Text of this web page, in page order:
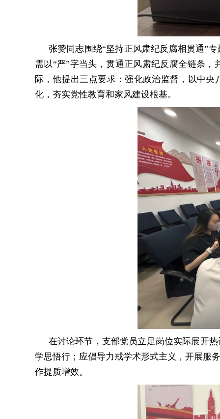
张赞同志围绕“坚持正风肃纪反腐相贯通”
需以“严”字当头，贯通正风肃纪反腐全链条
际，他提出三点要求：强化政治监督，以中
化，夯实党性教育和家风建设根基。
在讨论环节，支部党员立足岗位实际展开
学思悟行；应倡导力戒学术形式主义，开展服
作提质增效。